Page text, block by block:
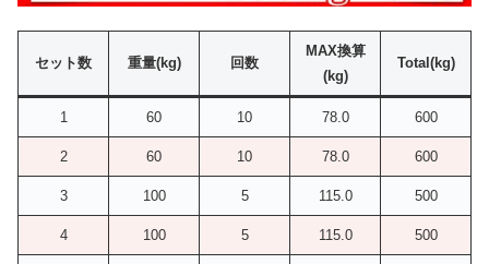
セット数 重量(kg) 回数
MAX換算
(kg)
Total(kg)
1 60 10 78.0 600
2 60 10 78.0 600
3 100 5 115.0 500
4 100 5 115.0 500